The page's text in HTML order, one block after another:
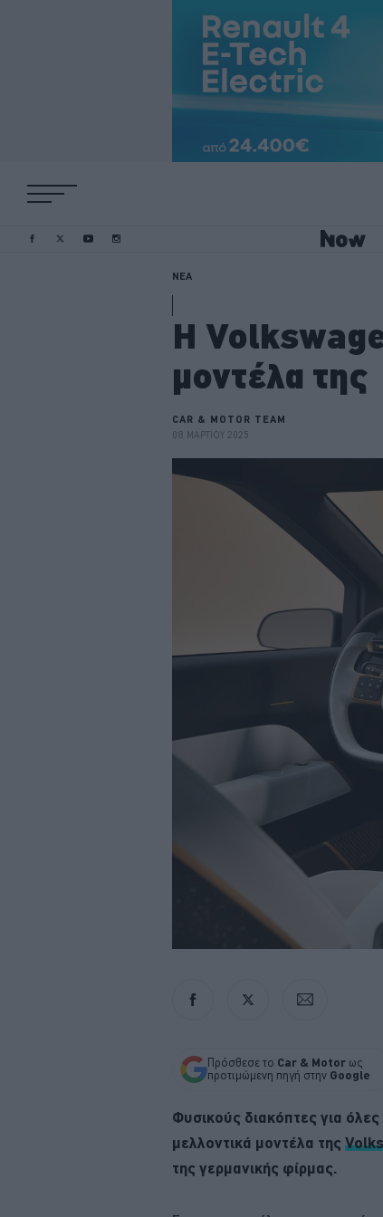
ΝΕΑ
Η
μοντέλα της
CAR & MOTOR TEAM
08 ΜΑΡΤΙΟΥ 2025
Πρόσθεσε το Car & Motor ως
προτιμώμενη πηγή στην Google
Φυσικούς διακόπτες για όλες
μελλοντικά μοντέλα της
της γερμανικής φίρμας.